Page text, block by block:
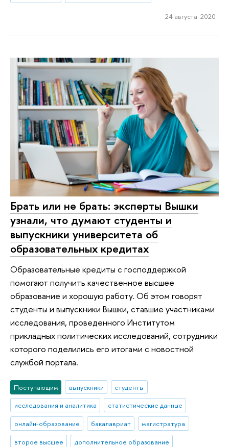
24 августа 2020
Брать или не брать: эксперты Вышки
узнали, что думают студенты и
выпускники университета об
образовательных кредитах
Образовательные кредиты с господдержкой
помогают получить качественное высшее
образование и хорошую работу. Об этом говорят
студенты и выпускники Вышки, ставшие участниками
исследования, проведенного Институтом
прикладных политических исследований, сотрудники
которого поделились его итогами с новостной
службой портала.
Поступающим выпускники
студенты
исследования и аналитика
статистические данные
онлайн-образование
бакалавриат
магистратура
второе высшее
дополнительное образование